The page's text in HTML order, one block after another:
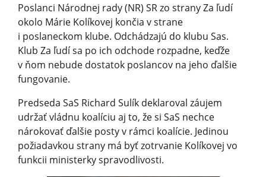
Poslanci Národnej rady (NR) SR zo strany Za ľudí
okolo Márie Kolíkovej končia v strane
i poslaneckom klube. Odchádzajú do klubu Sas.
Klub Za ľudí sa po ich odchode rozpadne, keďže
v ňom nebude dostatok poslancov na jeho ďalšie
fungovanie.
Predseda SaS Richard Sulík deklaroval záujem
udržať vládnu koalíciu aj to, že si SaS nechce
nárokovať ďalšie posty v rámci koalície. Jedinou
požiadavkou strany má byť zotrvanie Kolíkovej vo
funkcii ministerky spravodlivosti.